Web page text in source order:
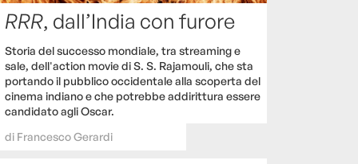
RRR, dall’India con furore
Storia del successo mondiale, tra streaming e
sale, dell'action movie di S. S. Rajamouli, che sta
portando il pubblico occidentale alla scoperta del
cinema indiano e che potrebbe addirittura essere
candidato agli Oscar.
di Francesco Gerardi